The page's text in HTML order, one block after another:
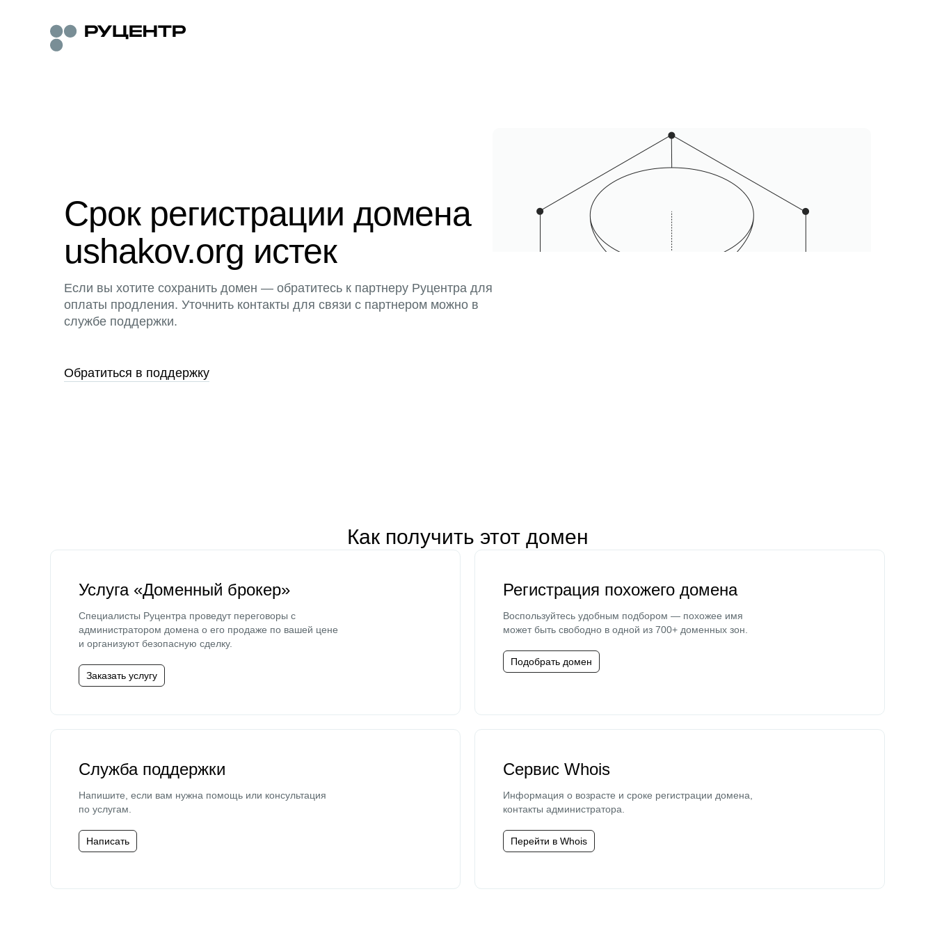
Срок регистрации домена
ushakov.org истек
Если вы хотите сохранить домен — обратитесь к партнеру Руцентра для
оплаты продления. Уточнить контакты для связи с партнером можно в
службе поддержки.
Обратиться в поддержку
Как получить этот домен
Услуга «Доменный брокер»
Специалисты Руцентра проведут переговоры с
администратором домена о его продаже по вашей цене
и организуют безопасную сделку.
Заказать услугу
Регистрация похожего домена
Воспользуйтесь удобным подбором — похожее имя
может быть свободно в одной из 700+ доменных зон.
Подобрать домен
Служба поддержки
Напишите, если вам нужна помощь или консультация
по услугам.
Написать
Сервис Whois
Информация о возрасте и сроке регистрации домена,
контакты администратора.
Перейти в Whois